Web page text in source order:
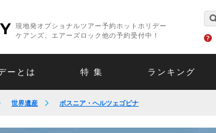
現地発オプショナルツアー予約ホットホリデー
ケアンズ、エアーズロック他の予約受付中！
ーとは 特 集 ランキング
世界遺産 ボスニア・ヘルツェゴビナ